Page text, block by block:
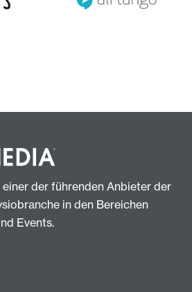
einer der führenden Anbieter der
in den Bereichen
Events.